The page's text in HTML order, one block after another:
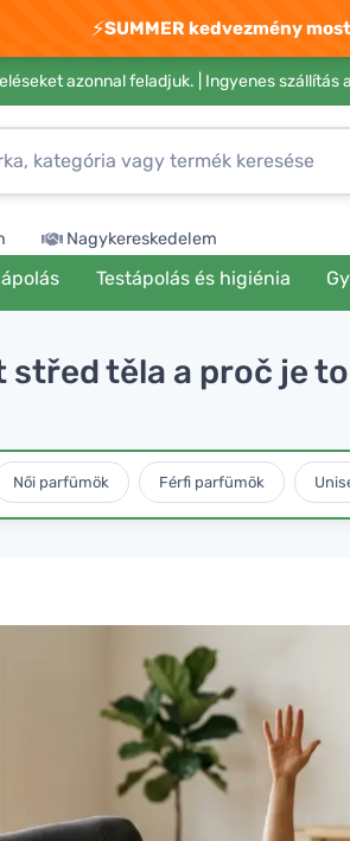
⚡SUMMER kedvezmény
azonnal feladjuk. | Ingyenes szállítás
Nagykereskedelem
Testápolás és higiénia
těla a proč je
Női parfümök Férfi parfümök